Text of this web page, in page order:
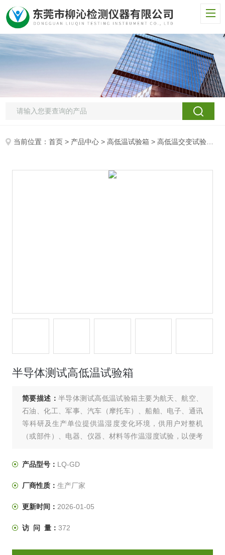
当前位置：首页 > 产品中心 >高低温试验箱 >高低温交变试验箱
半导体测试高低温试验箱
简要描述：半导体测试高低温试验箱主要为航天、航空、
石油、化工、军事、汽车（摩托车）、船舶、电子、通讯
等科研及生产单位提供温湿度变化环境，供用户对整机
（或部件）、电器、仪器、材料等作温湿度试验，以便考
制、样机试验、产品合格鉴定试验全过程的重要试验手
产品型号： LQ-GD
厂商性质： 生产厂家
更新时间： 2026-01-05
访 问 量： 372